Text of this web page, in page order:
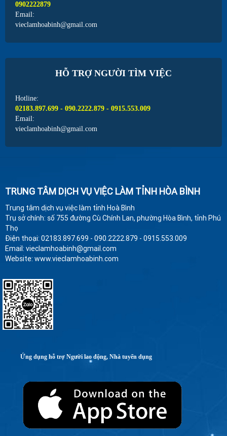
0902222879
Email:
vieclamhoabinh@gmail.com
HỖ TRỢ NGƯỜI TÌM VIỆC
Hotline:
02183.897.699 - 090.2222.879 - 0915.553.009
Email:
vieclamhoabinh@gmail.com
TRUNG TÂM DỊCH VỤ VIỆC LÀM TỈNH HÒA BÌNH
Trung tâm dịch vụ việc làm tỉnh Hoà Bình
Trụ sở chính: số 755 đường Cù Chính Lan, phường Hòa Bình, tỉnh Phú
Thọ
Điện thoại: 02183.897.699 - 090.2222.879 - 0915.553.009
Email: vieclamhoabinh@gmail.com
Website: www.vieclamhoabinh.com
Ứng dụng hỗ trợ Người lao động, Nhà tuyển dụng